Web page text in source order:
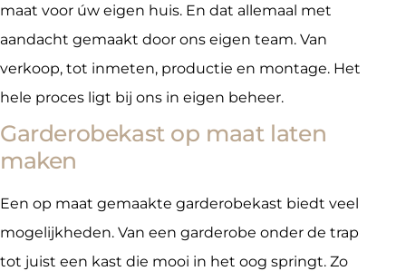
maat voor úw eigen huis. En dat allemaal met
aandacht gemaakt door ons eigen team. Van
verkoop, tot inmeten, productie en montage. Het
hele proces ligt bij ons in eigen beheer.
Garderobekast op maat laten
maken
Een op maat gemaakte garderobekast biedt veel
mogelijkheden. Van een garderobe onder de trap
tot juist een kast die mooi in het oog springt. Zo